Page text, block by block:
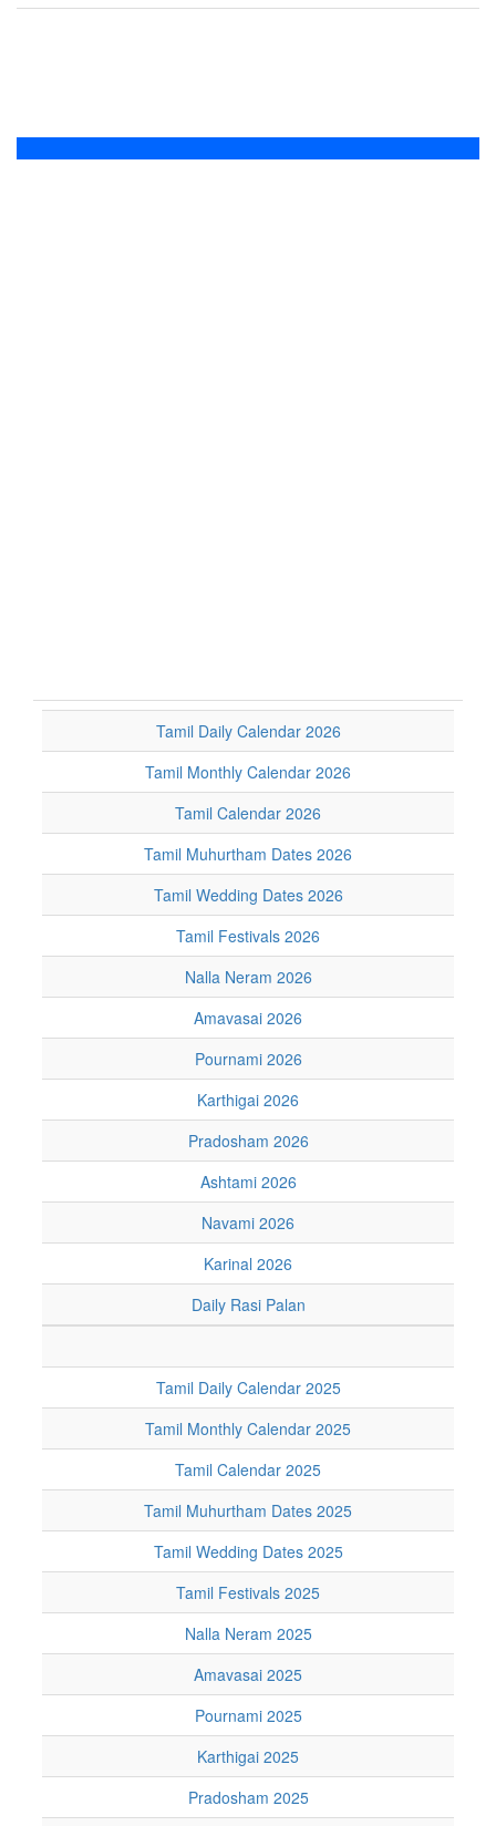
Tamil Daily Calendar 2026
Tamil Monthly Calendar 2026
Tamil Calendar 2026
Tamil Muhurtham Dates 2026
Tamil Wedding Dates 2026
Tamil Festivals 2026
Nalla Neram 2026
Amavasai 2026
Pournami 2026
Karthigai 2026
Pradosham 2026
Ashtami 2026
Navami 2026
Karinal 2026
Daily Rasi Palan
Tamil Daily Calendar 2025
Tamil Monthly Calendar 2025
Tamil Calendar 2025
Tamil Muhurtham Dates 2025
Tamil Wedding Dates 2025
Tamil Festivals 2025
Nalla Neram 2025
Amavasai 2025
Pournami 2025
Karthigai 2025
Pradosham 2025